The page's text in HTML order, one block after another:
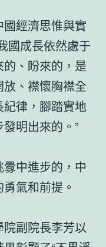
經濟思惟與實
國成長依然處于
、盼來的，是
、襟懷胸襟全
律，腳踏實地
明出來的。”
中進步的，中
氣和前提。
副院長李芳以